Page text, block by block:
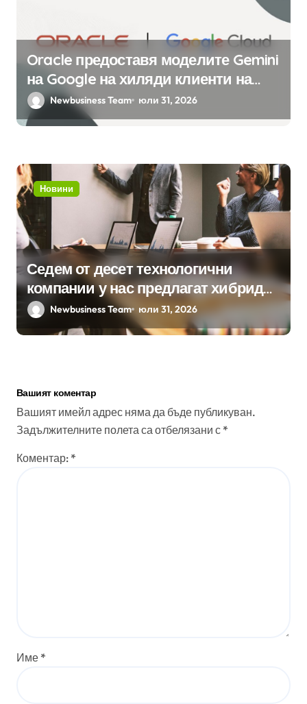
Oracle предоставя моделите Gemini
на Google на хиляди клиенти на
бизнес приложения
Newbusiness Team юли 31, 2026
Новини
Седем от десет технологични
компании у нас предлагат хибридна
работаNewbusiness Team юли 31, 2026
Вашият коментар
Вашият имейл адрес няма да бъде публикуван.
Задължителните полета са отбелязани с *
Коментар: *
Име *